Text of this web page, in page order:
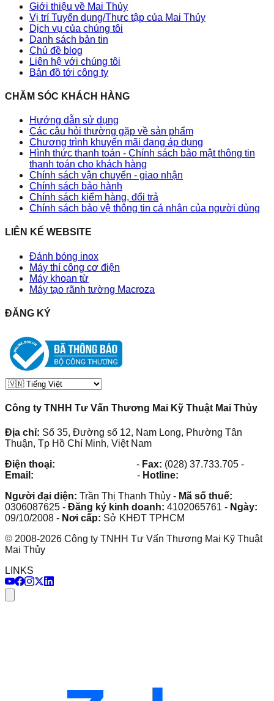
Giới thiệu về Mai Thủy
Vị trí Tuyển dụng/Thực tập của Mai Thủy
Dịch vụ của chúng tôi
Danh sách bản tin
Chủ đề blog
Liên hệ với chúng tôi
Bản đồ tới công ty
CHĂM SÓC KHÁCH HÀNG
Hướng dẫn sử dụng
Các câu hỏi thường gặp về sản phẩm
Chương trình khuyến mãi đang áp dụng
Hình thức thanh toán - Chính sách bảo mật thông tin
thanh toán cho khách hàng
Chính sách vận chuyển - giao nhận
Chính sách bảo hành
Chính sách kiểm hàng, đổi trả
Chính sách bảo vệ thông tin cá nhân của người dùng
LIÊN KẾ WEBSITE
Đánh bóng inox
Máy thí công cơ điện
Máy khoan từ
Máy tạo rãnh tường Macroza
ĐĂNG KÝ
Công ty TNHH Tư Vấn Thương Mai Kỹ Thuật Mai Thủy
Địa chỉ: Số 35, Đường số 12, Nam Long, Phường Tân
Thuận, Tp Hồ Chí Minh, Việt Nam
Điện thoại:
- Fax: (028) 37.733.705 -
Email:
- Hotline:
Người đại diện: Trần Thị Thanh Thủy - Mã số thuế:
0306087625 - Đăng ký kinh doanh: 4102065761 - Ngày:
09/10/2008 - Nơi cấp: Sở KHĐT TPHCM
© 2008-2026 Công ty TNHH Tư Vấn Thương Mai Kỹ Thuật
Mai Thủy
LINKS